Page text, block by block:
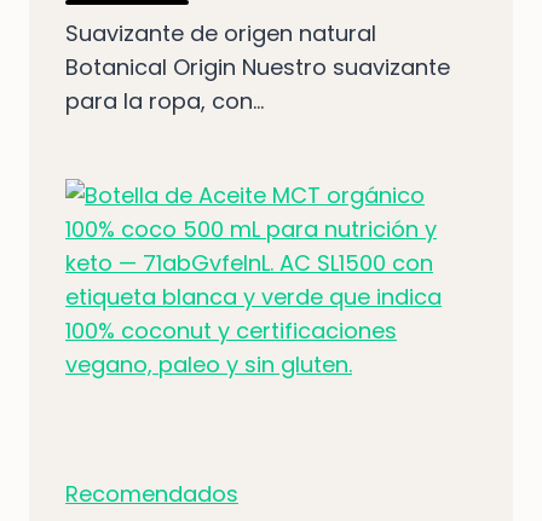
Suavizante de origen natural
Botanical Origin Nuestro suavizante
para la ropa, con...
Recomendados